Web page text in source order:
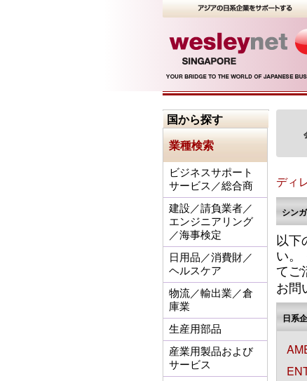
国から探す
業種検索
ビジネスサポート
サービス／総合商
建設／請負業者／
エンジニアリング
／海事検定
日用品／消費財／
ヘルスケア
物流／輸出業／倉
庫業
生産用部品
産業用製品および
サービス
ディ
シン
以下
い。
てご
お問
日系